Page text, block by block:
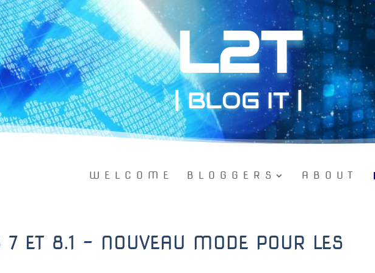
L2T
| BLOG IT |
WELCOME BLOGGERS ABOUT
ET 8.1 – NOUVEAU MODE POUR LES